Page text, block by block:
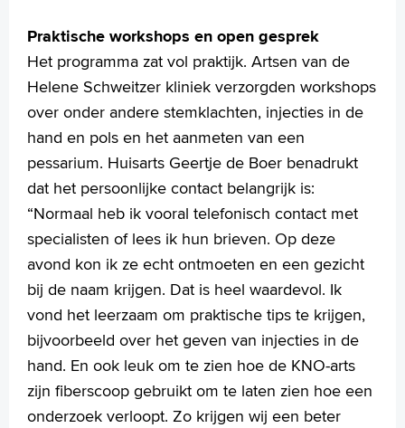
Türkçe
Arabisch
Praktische workshops en open gesprek
Het programma zat vol praktijk. Artsen van de
Helene Schweitzer kliniek verzorgden workshops
over onder andere stemklachten, injecties in de
hand en pols en het aanmeten van een
pessarium. Huisarts Geertje de Boer benadrukt
dat het persoonlijke contact belangrijk is:
“Normaal heb ik vooral telefonisch contact met
specialisten of lees ik hun brieven. Op deze
avond kon ik ze echt ontmoeten en een gezicht
bij de naam krijgen. Dat is heel waardevol. Ik
vond het leerzaam om praktische tips te krijgen,
bijvoorbeeld over het geven van injecties in de
hand. En ook leuk om te zien hoe de KNO-arts
zijn fiberscoop gebruikt om te laten zien hoe een
onderzoek verloopt. Zo krijgen wij een beter